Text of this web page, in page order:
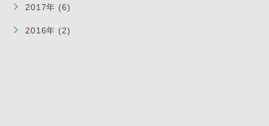
2017年 (6)
2016年 (2)